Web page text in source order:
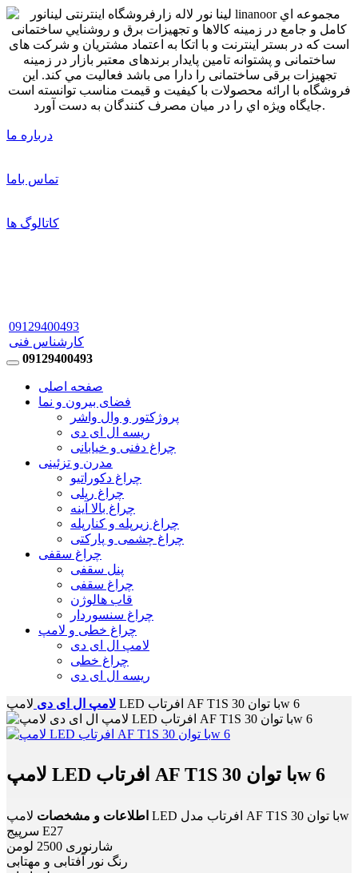
درباره ما
تماس باما
کاتالوگ ها
09129400493
کارشناس فنی
09129400493
صفحه اصلی
فضای بیرون و نما
پروژکتور و وال واشر
ریسه ال ای دی
چراغ دفنی و خیابانی
مدرن و تزئینی
چراغ دکوراتیو
چراغ ریلی
چراغ بالا آینه
چراغ زیرپله و کنارپله
چراغ چشمی و پارکتی
چراغ سقفی
پنل سقفی
چراغ سقفی
قاب هالوژن
چراغ سنسوردار
چراغ خطی و لامپ
لامپ ال ای دی
چراغ خطی
ریسه ال ای دی
لامپ ال ای دی لامپ LED افرتاب AF T1S با توان 30w 6
لامپ LED افرتاب AF T1S با توان 30w 6
اطلاعات و مشخصات
لامپ LED افرتاب مدل AF T1S با توان 30w
سرپیج E27
شارنوری 2500 لومن
رنگ نور آفتابی و مهتابی